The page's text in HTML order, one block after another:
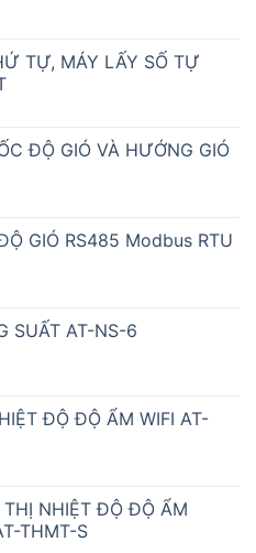
TỰ, MÁY LẤY SỐ TỰ
ĐỘ GIÓ VÀ HƯỚNG GIÓ
GIÓ RS485 Modbus RTU
SUẤT AT-NS-6
ĐỘ ĐỘ ẨM WIFI AT-
THỊ NHIỆT ĐỘ ĐỘ ẨM
THMT-S